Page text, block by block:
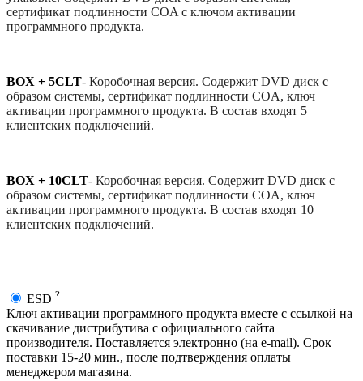
сертификат подлинности COA с ключом активации
программного продукта.
BOX + 5CLT- Коробочная версия. Содержит DVD диск с
образом системы, сертификат подлинности COA, ключ
активации программного продукта. В состав входят 5
клиентских подключений.
BOX + 10CLT- Коробочная версия. Содержит DVD диск с
образом системы, сертификат подлинности COA, ключ
активации программного продукта. В состав входят 10
клиентских подключений.
ESD ?
Ключ активации программного продукта вместе с ссылкой на
скачивание дистрибутива с официального сайта
производителя. Поставляется электронно (на e-mail). Срок
поставки 15-20 мин., после подтверждения оплаты
менеджером магазина.